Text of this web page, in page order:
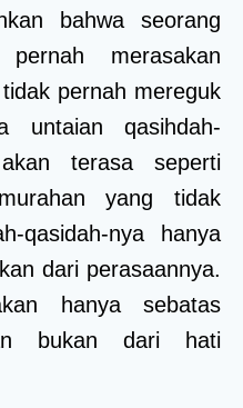
bahwa seorang
merasakan
pernah mereguk
untaian qasihdah-
terasa seperti
yang tidak
qasidah-nya hanya
dari perasaannya.
hanya sebatas
bukan dari hati